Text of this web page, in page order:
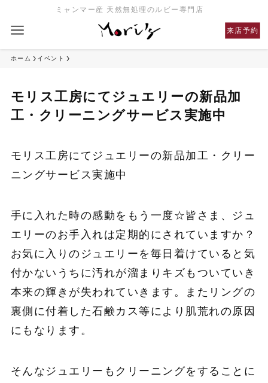
ミャンマー産 天然無処理のルビー専門店
来店予約
ホーム イベント
モリス工房にてジュエリーの新品加
工・クリーニングサービス実施中
モリス工房にてジュエリーの新品加工・クリー
ニングサービス実施中
手に入れた時の感動をもう一度☆皆さま、ジュ
エリーのお手入れは定期的にされていますか？
お気に入りのジュエリーを毎日着けていると気
付かないうちに汚れが溜まりキズもついていき
本来の輝きが失われていきます。またリングの
裏側に付着した石鹸カス等により肌荒れの原因
にもなります。
そんなジュエリーもクリーニングをすることに